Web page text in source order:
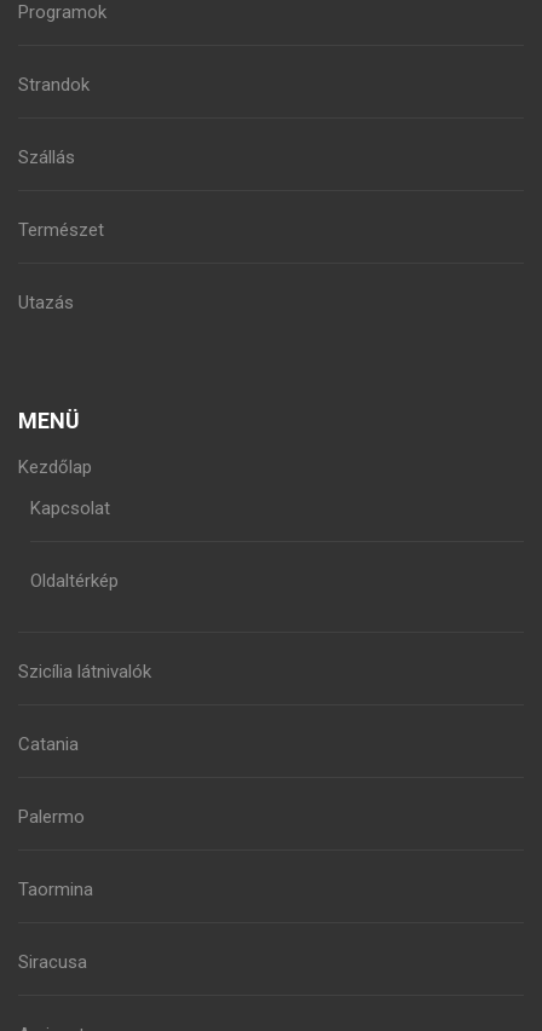
Programok
Strandok
Szállás
Természet
Utazás
MENÜ
Kezdőlap
Kapcsolat
Oldaltérkép
Szicília látnivalók
Catania
Palermo
Taormina
Siracusa